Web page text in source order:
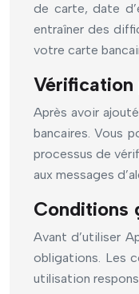
de carte, date
entraîner des
votre carte
Vérification
Après avoir
bancaires. Vous
processus de
aux messages
Conditions
Avant d’utiliser
obligations. Les
utilisation